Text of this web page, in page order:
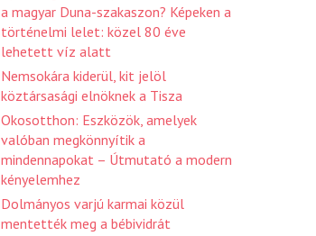
a magyar Duna-szakaszon? Képeken a
történelmi lelet: közel 80 éve
lehetett víz alatt
Nemsokára kiderül, kit jelöl
köztársasági elnöknek a Tisza
Okosotthon: Eszközök, amelyek
valóban megkönnyítik a
mindennapokat – Útmutató a modern
kényelemhez
Dolmányos varjú karmai közül
mentették meg a bébividrát